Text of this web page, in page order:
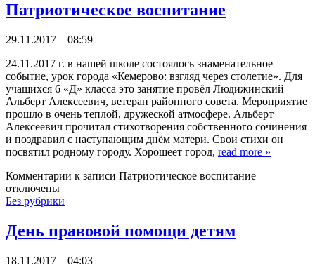
Патриотическое воспитание
29.11.2017 – 08:59
24.11.2017 г. в нашей школе состоялось знаменательное
событие, урок города «Кемерово: взгляд через столетие». Для
учащихся 6 «Д» класса это занятие провёл Людижинский
Альберт Алексеевич, ветеран районного совета. Мероприятие
прошло в очень теплой, дружеской атмосфере. Альберт
Алексеевич прочитал стихотворения собственного сочинения
и поздравил с наступающим днём матери. Свои стихи он
посвятил родному городу. Хорошеет город, read more »
Комментарии к записи Патриотическое воспитание
отключены
Без рубрики
День правовой помощи детям
18.11.2017 – 04:03